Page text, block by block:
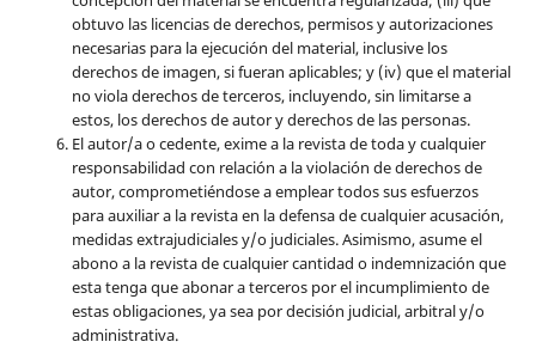
obtuvo las licencias de derechos, permisos y autorizaciones
necesarias para la ejecución del material, inclusive los
derechos de imagen, si fueran aplicables; y (iv) que el material
no viola derechos de terceros, incluyendo, sin limitarse a
estos, los derechos de autor y derechos de las personas.
El autor/a o cedente, exime a la revista de toda y cualquier
responsabilidad con relación a la violación de derechos de
autor, comprometiéndose a emplear todos sus esfuerzos
para auxiliar a la revista en la defensa de cualquier acusación,
medidas extrajudiciales y/o judiciales. Asimismo, asume el
abono a la revista de cualquier cantidad o indemnización que
esta tenga que abonar a terceros por el incumplimiento de
estas obligaciones, ya sea por decisión judicial, arbitral y/o
administrativa.